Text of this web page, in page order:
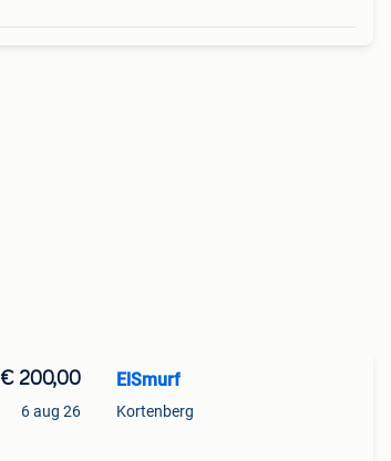
€ 200,00
6 aug 26
ElSmurf
Kortenberg